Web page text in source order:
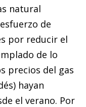
natural
de
por reducir el
de lo
precios del gas
hayan
el verano. Por